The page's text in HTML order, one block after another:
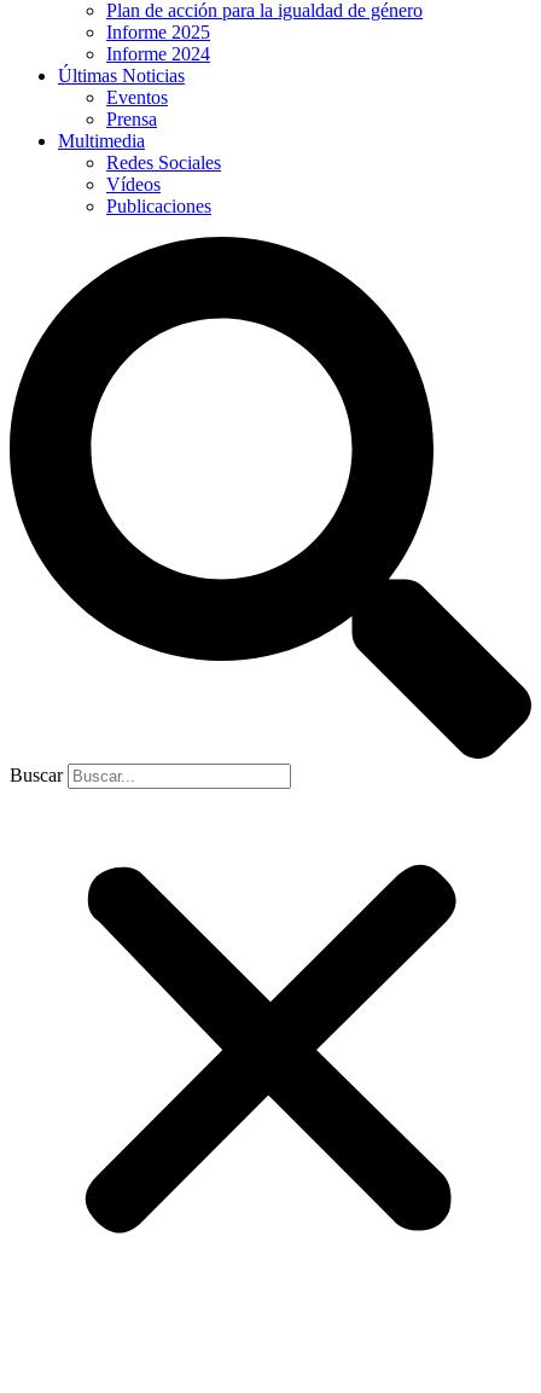
Plan de acción para la igualdad de género
Informe 2025
Informe 2024
Últimas Noticias
Eventos
Prensa
Multimedia
Redes Sociales
Vídeos
Publicaciones
Buscar